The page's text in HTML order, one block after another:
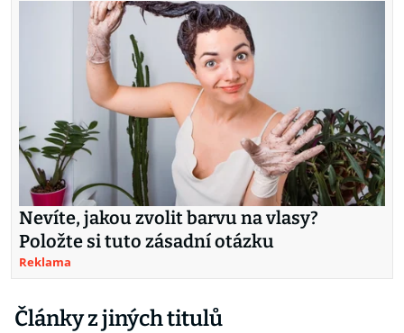
Nevíte, jakou zvolit barvu na vlasy?
Položte si tuto zásadní otázku
Reklama
Články z jiných titulů